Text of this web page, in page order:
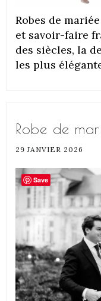
Robes de
et savoir-faire
des siècles, la
les plus
Robe de
29 JANVIER 2026
Save